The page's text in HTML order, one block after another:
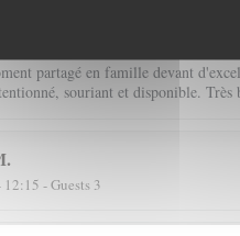
partagé en famille devant
souriant et disponible. Très
12:15 - Guests 3